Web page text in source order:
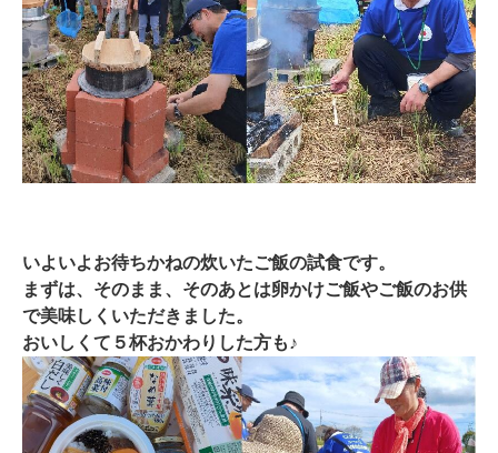
いよいよお待ちかねの炊いたご飯の試食です。
まずは、そのまま、そのあとは卵かけご飯やご飯のお供
で美味しくいただきました。
おいしくて５杯おかわりした方も♪